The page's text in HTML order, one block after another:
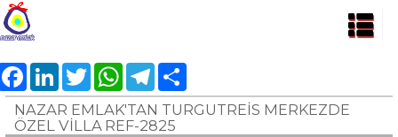
FacebookLinkedInTwitter WhatsAppTelegram
NAZAR EMLAK'TAN TURGUTREİS MERKEZDE
ÖZEL VİLLA REF-2825